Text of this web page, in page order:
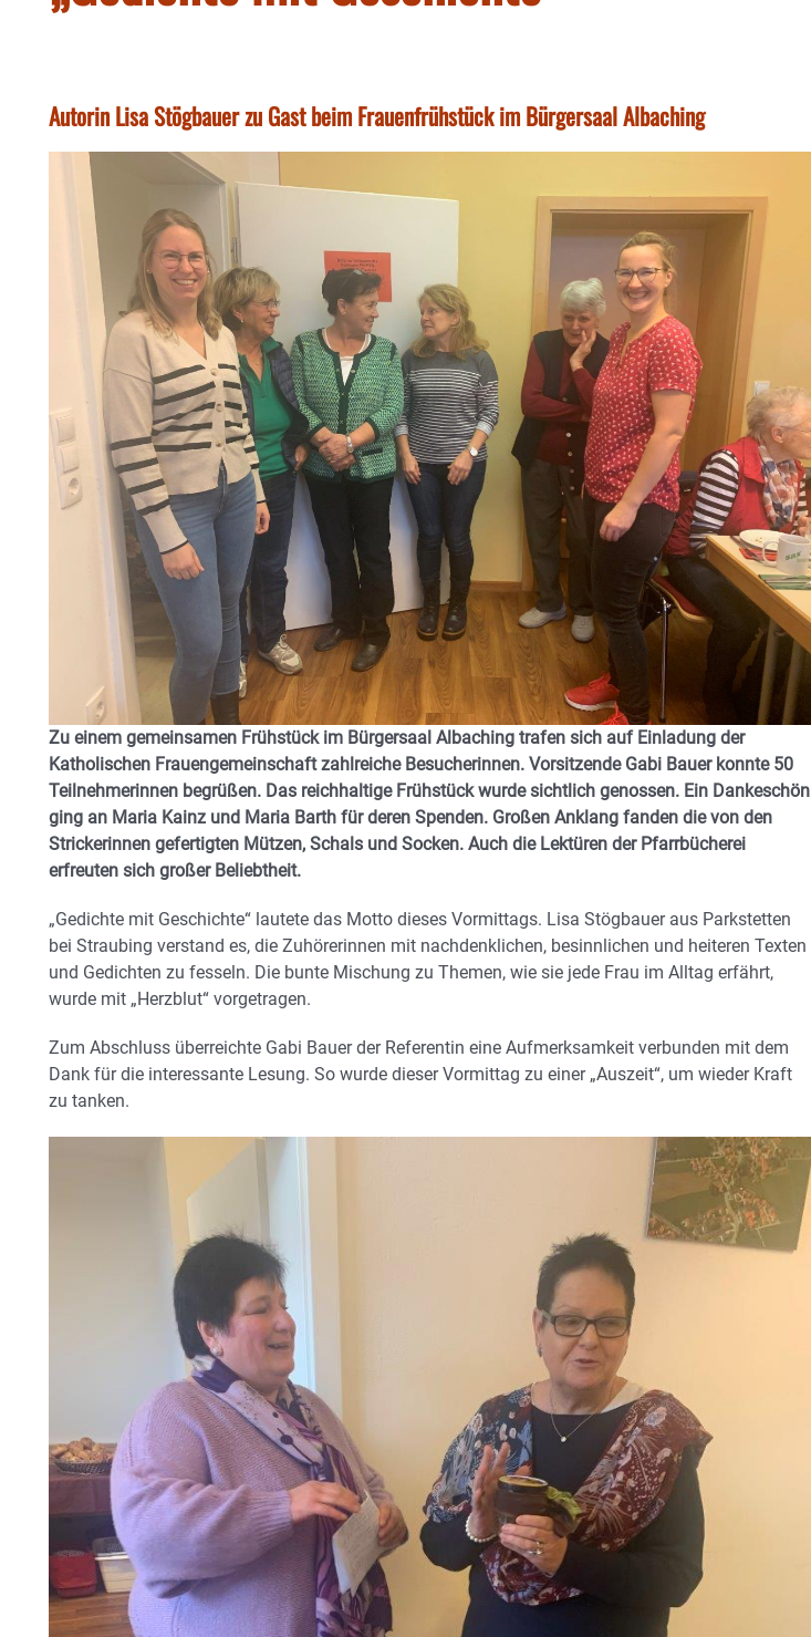
Autorin Lisa Stögbauer zu Gast beim Frauenfrühstück im Bürgersaal Albaching
Zu einem gemeinsamen Frühstück im Bürgersaal Albaching trafen sich auf Einladung der
Katholischen Frauengemeinschaft zahlreiche Besucherinnen. Vorsitzende Gabi Bauer konnte 50
Teilnehmerinnen begrüßen. Das reichhaltige Frühstück wurde sichtlich genossen. Ein Dankeschön
ging an Maria Kainz und Maria Barth für deren Spenden. Großen Anklang fanden die von den
Strickerinnen gefertigten Mützen, Schals und Socken. Auch die Lektüren der Pfarrbücherei
erfreuten sich großer Beliebtheit.
„Gedichte mit Geschichte“ lautete das Motto dieses Vormittags. Lisa Stögbauer aus Parkstetten
bei Straubing verstand es, die Zuhörerinnen mit nachdenklichen, besinnlichen und heiteren Texten
und Gedichten zu fesseln. Die bunte Mischung zu Themen, wie sie jede Frau im Alltag erfährt,
wurde mit „Herzblut“ vorgetragen.
Zum Abschluss überreichte Gabi Bauer der Referentin eine Aufmerksamkeit verbunden mit dem
Dank für die interessante Lesung. So wurde dieser Vormittag zu einer „Auszeit“, um wieder Kraft
zu tanken.